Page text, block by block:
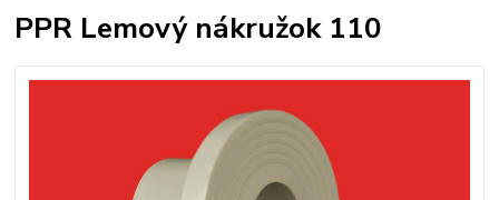
PPR Lemový nákružok 110